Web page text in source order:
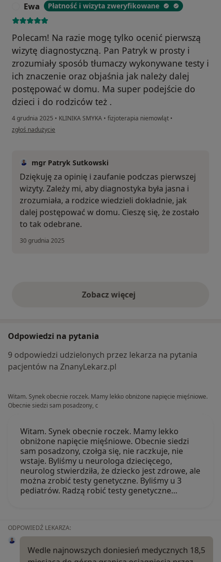
Ewa Płatność i wizyta zweryfikowane
Polecam! Na razie mogę tylko ocenić pierwszą
wizytę diagnostyczną. Pan Patryk w prosty i
zrozumiały sposób tłumaczy wykonywane testy i
ich znaczenie oraz objaśnia jak należy dalej
postępować w domu. Ma super podejście do
dzieci i do rodziców też .
4 grudnia 2025 • KLINIKA SMYKA • fizjoterapia niemowląt •
w opinii użytkownika Ewa
zgłoś nadużycie
mgr Patryk Sutkowski
Dziękuję za opinię i zaufanie podczas pierwszej
wizyty. Zależy mi, aby diagnostyka była jasna i
zrozumiała, a rodzice wiedzieli dokładnie, jak
dalej postępować w domu. Cieszę się, że zostało
to tak odebrane.
30 grudnia 2025
Zobacz więcejopinie powyżej
Odpowiedzi na pytania
9 odpowiedzi udzielonych przez lekarza na pytania
pacjentów na ZnanyLekarz.pl
Witam. Synek obecnie roczek. Mamy lekko obniżone napięcie mięśniowe.
Obecnie siedzi sam posadzony, c
Witam. Synek obecnie roczek. Mamy lekko
obniżone napięcie mięśniowe. Obecnie siedzi
sam posadzony, czołga się, nie raczkuje, nie
wstaje. Byliśmy u neurologa dziecięcego,
neurolog stwierdziła, że dziecko jest zdrowe, ale
można zrobić testy genetyczne. Byliśmy u 3
pediatrów. Radzą robić testy genetyczne…
ODPOWIEDŹ LEKARZA:
Wedle najnowszych doniesień medycznych 18,5